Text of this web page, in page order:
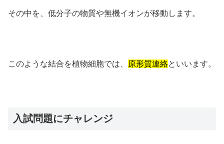
その中を、低分子の物質や無機イオンが移動します。
このような結合を植物細胞では、 原形質連絡といいます。
入試問題にチャレンジ